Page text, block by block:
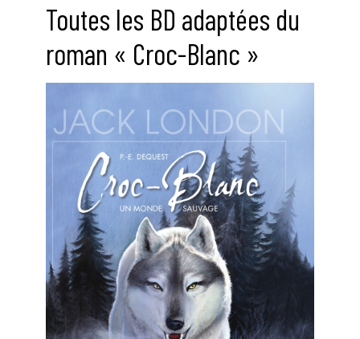
Toutes les BD adaptées du
roman « Croc-Blanc »